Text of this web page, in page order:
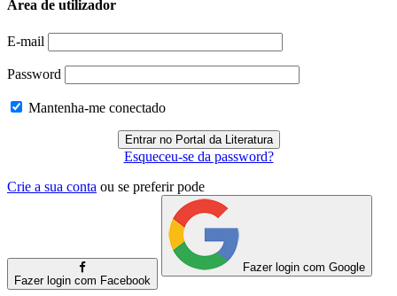
Área de utilizador
E-mail
Password
Mantenha-me conectado
Esqueceu-se da password?
Crie a sua conta ou se preferir pode
Fazer login com Facebook
Fazer login com Google